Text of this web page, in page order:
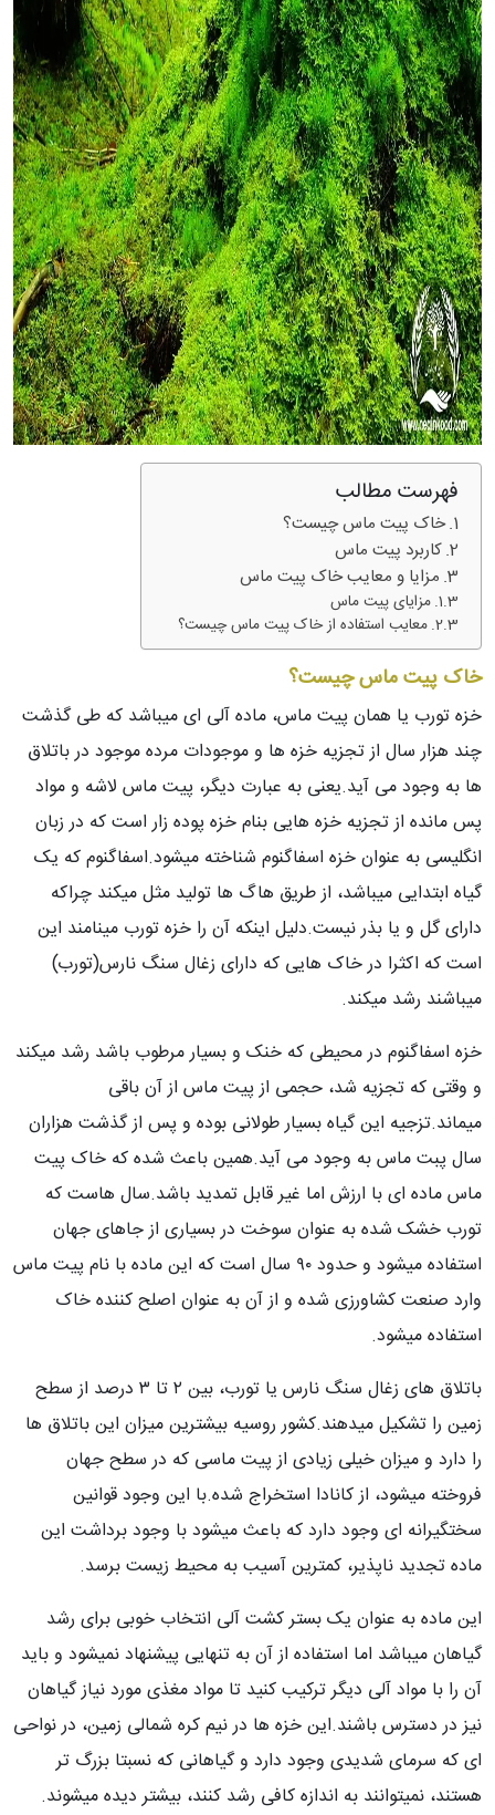
فهرست مطالب
خاک پیت ماس چیست؟
کاربرد پیت ماس
مزایا و معایب خاک پیت ماس
مزایای پیت ماس
معایب استفاده از خاک پیت ماس چیست؟
خاک پیت ماس چیست؟
خزه تورب یا همان پیت ماس، ماده آلی ای میباشد که طی گذشت
چند هزار سال از تجزیه خزه ها و موجودات مرده موجود در باتلاق
ها به وجود می آید.یعنی به عبارت دیگر، پیت ماس لاشه و مواد
پس مانده از تجزیه خزه هایی بنام خزه پوده زار است که در زبان
انگلیسی به عنوان خزه اسفاگنوم شناخته میشود.اسفاگنوم که یک
گیاه ابتدایی میباشد، از طریق هاگ ها تولید مثل میکند چراکه
دارای گل و یا بذر نیست.دلیل اینکه آن را خزه تورب مینامند این
است که اکثرا در خاک هایی که دارای زغال سنگ نارس(تورب)
میباشند رشد میکند.
خزه اسفاگنوم در محیطی که خنک و بسیار مرطوب باشد رشد میکند
و وقتی که تجزیه شد، حجمی از پیت ماس از آن باقی
میماند.تزجیه این گیاه بسیار طولانی بوده و پس از گذشت هزاران
سال پبت ماس به وجود می آید.همین باعث شده که خاک پیت
ماس ماده ای با ارزش اما غیر قابل تمدید باشد.سال هاست که
تورب خشک شده به عنوان سوخت در بسیاری از جاهای جهان
استفاده میشود و حدود ۹۰ سال است که این ماده با نام پیت ماس
وارد صنعت کشاورزی شده و از آن به عنوان اصلح کننده خاک
استفاده میشود.
باتلاق های زغال سنگ نارس یا تورب، بین ۲ تا ۳ درصد از سطح
زمین را تشکیل میدهند.کشور روسیه بیشترین میزان این باتلاق ها
را دارد و میزان خیلی زیادی از پیت ماسی که در سطح جهان
فروخته میشود، از کانادا استخراج شده.با این وجود قوانین
سختگیرانه ای وجود دارد که باعث میشود با وجود برداشت این
ماده تجدید ناپذیر، کمترین آسیب به محیط زیست برسد.
این ماده به عنوان یک بستر کشت آلی انتخاب خوبی برای رشد
گیاهان میباشد اما استفاده از آن به تنهایی پیشنهاد نمیشود و باید
آن را با مواد آلی دیگر ترکیب کنید تا مواد مغذی مورد نیاز گیاهان
نیز در دسترس باشند.این خزه ها در نیم کره شمالی زمین، در نواحی
ای که سرمای شدیدی وجود دارد و گیاهانی که نسبتا بزرگ تر
هستند، نمیتوانند به اندازه کافی رشد کنند، بیشتر دیده میشوند.